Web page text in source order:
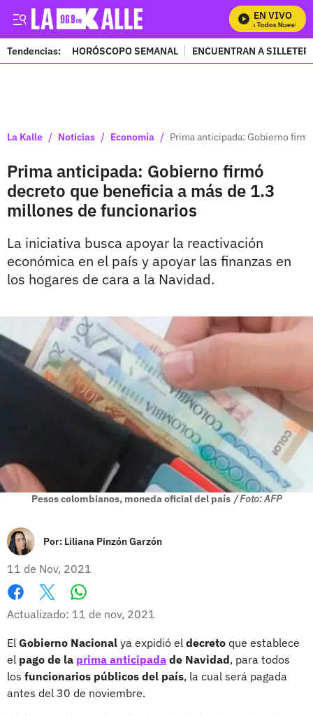
EN VIVO
Mira Todos Nuestros
Tendencias: HORÓSCOPO SEMANAL ENCUENTRAN A
La Kalle / Noticias / Economía / Prima anticipada: Gobierno
Prima anticipada: Gobierno firmó
decreto que beneficia a más de 1.3
millones de funcionarios
La iniciativa busca apoyar la reactivación
económica en el país y apoyar las finanzas en
los hogares de cara a la Navidad.
Pesos colombianos, moneda oficial del país / Foto: AFP
Por: Liliana Pinzón Garzón
11 de Nov, 2021
Facebook
X
Actualizado: 11 de nov, 2021
El Gobierno Nacional ya expidió el decreto que establece
el pago de la prima anticipada de Navidad, para todos
los funcionarios públicos del país, la cual será pagada
antes del 30 de noviembre.